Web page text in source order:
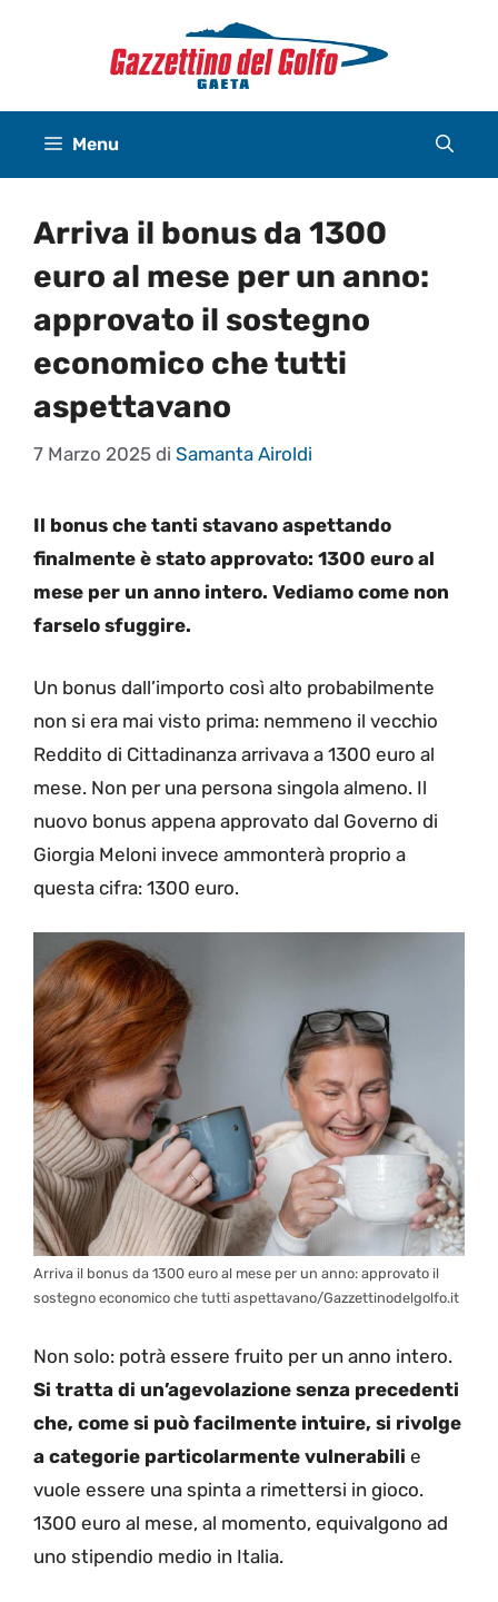
Menu
Arriva il bonus da 1300
euro al mese per un anno:
approvato il sostegno
economico che tutti
aspettavano
7 Marzo 2025 di Samanta Airoldi
Il bonus che tanti stavano aspettando
finalmente è stato approvato: 1300 euro al
mese per un anno intero. Vediamo come non
farselo sfuggire.
Un bonus dall’importo così alto probabilmente
non si era mai visto prima: nemmeno il vecchio
Reddito di Cittadinanza arrivava a 1300 euro al
mese. Non per una persona singola almeno. Il
nuovo bonus appena approvato dal Governo di
Giorgia Meloni invece ammonterà proprio a
questa cifra: 1300 euro.
Arriva il bonus da 1300 euro al mese per un anno: approvato il
sostegno economico che tutti aspettavano/Gazzettinodelgolfo.it
Non solo: potrà essere fruito per un anno intero.
Si tratta di un’agevolazione senza precedenti
che, come si può facilmente intuire, si rivolge
a categorie particolarmente vulnerabili e
vuole essere una spinta a rimettersi in gioco.
1300 euro al mese, al momento, equivalgono ad
uno stipendio medio in Italia.